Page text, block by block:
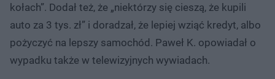
kołach”. Dodał też, że „niektórzy się cieszą, że kupili
auto za 3 tys. zł” i doradzał, że lepiej wziąć kredyt, albo
pożyczyć na lepszy samochód. Paweł K. opowiadał o
wypadku także w telewizyjnych wywiadach.